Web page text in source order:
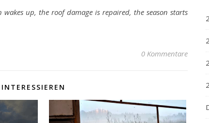
up, the roof damage is repaired, the season starts
0 Kommentare